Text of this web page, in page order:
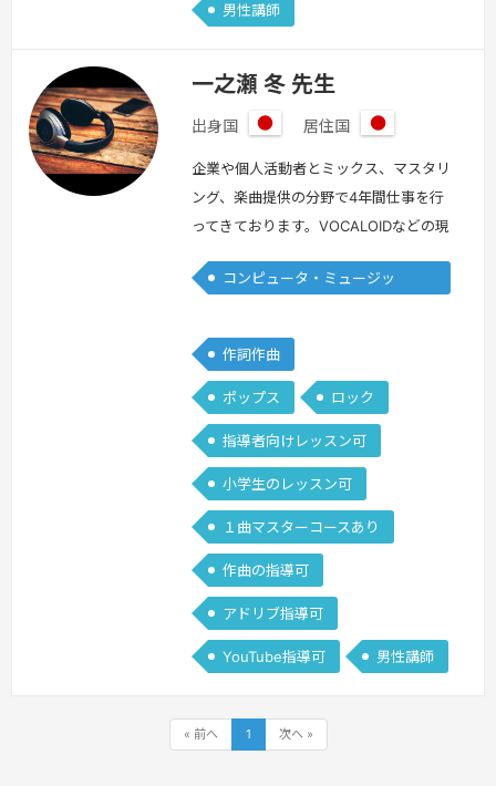
男性講師
一之瀬 冬 先生
出身国
本
居住国
本
企業や個人活動者とミックス、マスタリ
ング、楽曲提供の分野で4年間仕事を行
ってきております。VOCALOIDなどの現
たいけど何から手をつければ良いか分か
あえず1曲作れるようになる、専門シラ
バスを沢山の研究の末作り上げました。
初心者の方が音楽制作に手をつけやすい
様、分かりやすいをモットーにレッスン
を行っていきたいです。続きを見る »
コンピュータ・ミュージッ
作詞作曲
ポップス ロック
指導者向けレッスン可
小学生のレッスン可
１曲マスターコースあり
作曲の指導可
アドリブ指導可
YouTube指導可 男性講師
« 前へ 1 次へ »